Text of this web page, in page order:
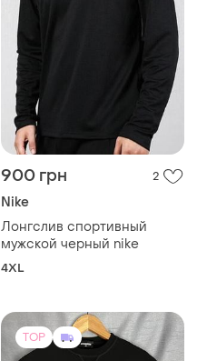
900 грн 2
Nike
Лонгслив спортивный
мужской черный nike
4XL
TOP